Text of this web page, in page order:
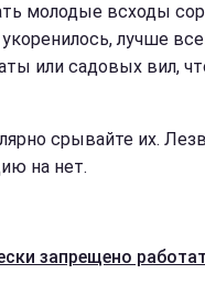
молодые всходы
лучше
или садовых вил,
срывайте их.
на нет.
запрещено